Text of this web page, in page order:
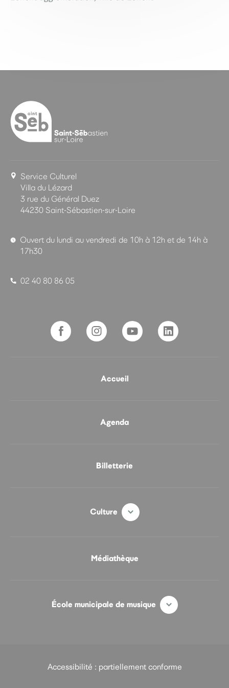
Service Culturel
Villa du Lézard
3 rue du Général Duez
44230 Saint-Sébastien-sur-Loire
Ouvert du lundi au vendredi de 10h à 12h et de 14h à
17h30
02 40 80 86 05
Accueil
Agenda
Billetterie
Culture
Médiathèque
École municipale de musique
Accessibilité : partiellement conforme